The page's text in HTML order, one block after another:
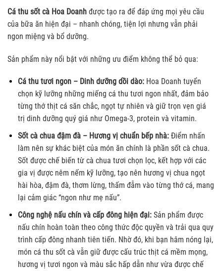
Cá thu sốt cà Hoa Doanh được tạo ra để đáp ứng mọi yêu cầu
của bữa ăn hiện đại – nhanh chóng, tiện lợi nhưng vẫn phải
ngon miệng và bổ dưỡng.
Sản phẩm này nổi bật với những ưu điểm không thể bỏ qua:
Cá thu tươi ngon – Dinh dưỡng dồi dào:Hoa Doanh tuyển
chọn kỹ lưỡng những miếng cá thu tươi ngon nhất, đảm bảo
từng thớ thịt cá săn chắc, ngọt tự nhiên và giữ trọn vẹn giá
trị dinh dưỡng quý giá như Omega-3, protein và vitamin.
Sốt cà chua đậm đà – Hương vị chuẩn bếp nhà:Điểm nhấn
làm nên sự khác biệt của món ăn chính là phần sốt cà chua.
Sốt được chế biến từ cà chua tươi chọn lọc, kết hợp với các
gia vị được nêm nếm kỹ lưỡng, tạo nên hương vị chua ngọt
hài hòa, đậm đà, thơm lừng, thấm đẫm vào từng thớ cá, mang
lại cảm giác “ngon như mẹ nấu”.
Công nghệ nấu chín và cấp đông hiện đại:Sản phẩm được
nấu chín hoàn toàn theo công thức độc quyền và trải qua quy
trình cấp đông nhanh tiên tiến. Nhờ đó, khi bạn hâm nóng lại,
món cá thu sốt cà vẫn giữ được cấu trúc thịt cá mềm mọng,
hương vị tươi ngon và màu sắc hấp dẫn như vừa được chế